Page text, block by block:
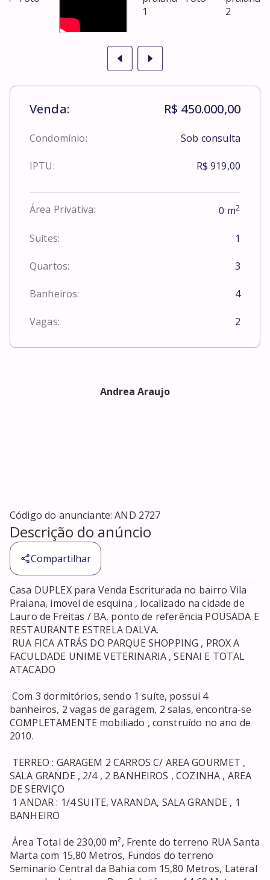
Venda: R$ 450.000,00
Condomínio: Sob consulta
IPTU: R$ 919,00
Área Privativa: 0 m2
Suítes: 1
Quartos: 3
Banheiros: 4
Vagas: 2
Andrea Araujo
Código do anunciante:AND 2727
Descrição do anúncio
Compartilhar
Casa DUPLEX para Venda Escriturada no bairro Vila
Praiana, imovel de esquina , localizado na cidade de
Lauro de Freitas / BA, ponto de referência POUSADA E
RESTAURANTE ESTRELA DALVA.
FACULDADE UNIME VETERINARIA , SENAI E TOTAL
ATACADO
Com 3 dormitórios, sendo 1 suíte, possui 4
banheiros, 2 vagas de garagem, 2 salas, encontra-se
COMPLETAMENTE mobiliado , construído no ano de
2010.
SALA GRANDE , 2/4 , 2 BANHEIROS , COZINHA , AREA
DE SERVIÇO
BANHEIRO
Área Total de 230,00 m², Frente do terreno RUA Santa
Marta com 15,80 Metros, Fundos do terreno
Seminario Central da Bahia com 15,80 Metros, Lateral